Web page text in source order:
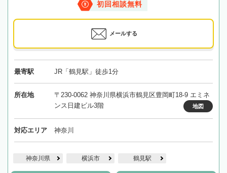
初回相談無料
メールする
最寄駅 JR「鶴見駅」徒歩1分
所在地
〒230-0062 神奈川県横浜市鶴見区豊岡町18-9 エミネ
ンス日建ビル3階
地図
対応エリア 神奈川
神奈川県 横浜市 鶴見駅